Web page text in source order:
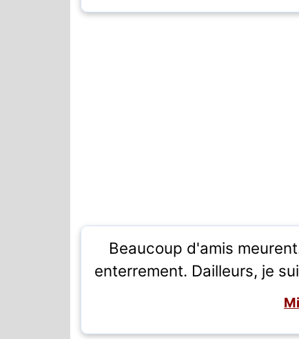
Beaucoup d'amis
enterrement. Dailleurs, je